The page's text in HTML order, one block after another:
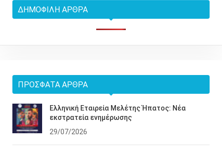
ΔΗΜΟΦΙΛΉ ΆΡΘΡΑ
ΠΡΌΣΦΑΤΑ ΆΡΘΡΑ
Ελληνική Εταιρεία Μελέτης Ήπατος: Νέα
εκστρατεία ενημέρωσης
29/07/2026